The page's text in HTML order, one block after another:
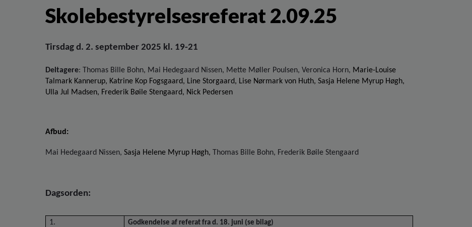
Skolebestyrelsesreferat 2.09.25
Tirsdag d. 2. september 2025 kl. 19-21
Deltagere: Thomas Bille Bohn, Mai Hedegaard Nissen, Mette Møller Poulsen, Veronica Horn, Marie-Louise
Talmark Kannerup, Katrine Kop Fogsgaard, Line Storgaard, Lise Nørmark von Huth, Sasja Helene Myrup Høgh,
Ulla Jul Madsen, Frederik Bøile Stengaard, Nick Pedersen
Afbud:
Mai Hedegaard Nissen, Sasja Helene Myrup Høgh, Thomas Bille Bohn, Frederik Bøile Stengaard
Dagsorden:
1. Godkendelse af referat fra d. 18. juni (se bilag)